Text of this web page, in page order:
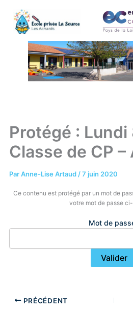
contenu
Protégé : Lundi
Classe de CP
ParAnne-Lise Artaud /7 juin 2020
Ce contenu est protégé par un mot de
votre mot de passe
Mot de
PRÉCÉDENT